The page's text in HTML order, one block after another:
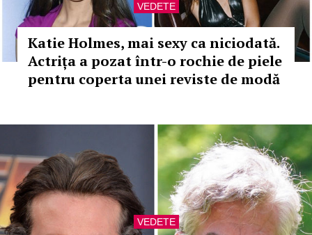
VEDETE
Katie Holmes, mai sexy ca niciodată.
Actrița a pozat într-o rochie de piele
pentru coperta unei reviste de modă
VEDETE